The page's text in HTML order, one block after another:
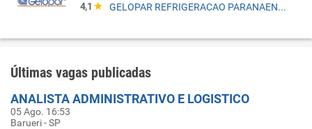
4,1 GELOPAR REFRIGERACAO PARANAENSE
Últimas vagas publicadas
ANALISTA ADMINISTRATIVO E LOGISTICO
05 Ago. 16:53
Barueri - SP